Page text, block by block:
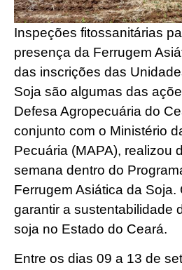
Inspeções fitossanitárias
presença da Ferrugem
das inscrições das
Soja são algumas das
Defesa Agropecuária do
conjunto com o Ministério
Pecuária (MAPA), realizou
semana dentro do
Ferrugem Asiática da Soja.
garantir a sustentabilidade
soja no Estado do Ceará.
Entre os dias 09 a 13 de